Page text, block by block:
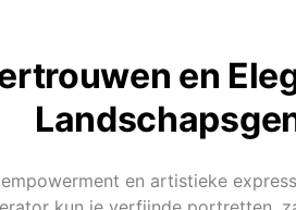
en
en artistieke